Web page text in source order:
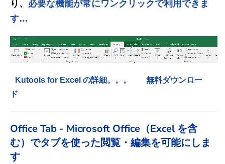
り、 必要な機能が常にワンクリックで利用できま
す…
Kutools for Excel の詳細。。。
無料ダウンロー
ド
Office Tab - Microsoft Office（Excel を含
む）でタブを使った閲覧・編集を可能にしま
す